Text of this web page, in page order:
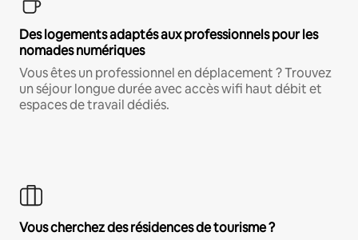
Des logements adaptés aux professionnels pour les
nomades numériques
Vous êtes un professionnel en déplacement ? Trouvez
un séjour longue durée avec accès wifi haut débit et
espaces de travail dédiés.
Vous cherchez des résidences de tourisme ?